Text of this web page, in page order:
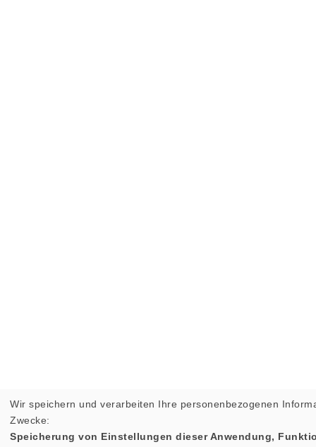
Wir speichern und verarbeiten Ihre personenbezogenen
Zwecke:
Speicherung von Einstellungen dieser Anwendung,